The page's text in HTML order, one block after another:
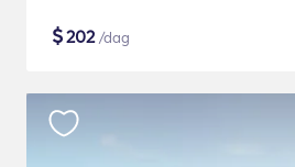
$202/dag